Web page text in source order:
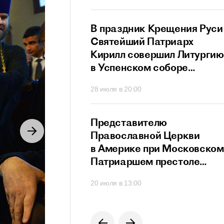
сан
Патриарх
совета
за рубежом
Патриарх
работу
Высшего
Совета
В праздник Крещения Руси
Святейший Патриарх
Кирилл совершил Литургию
в Успенском соборе
28 июля в 20:00
Представителю
Православной Церкви
в Америке при Московском
Патриаршем престоле
Сергия Радонежского
20 июля в 13:00